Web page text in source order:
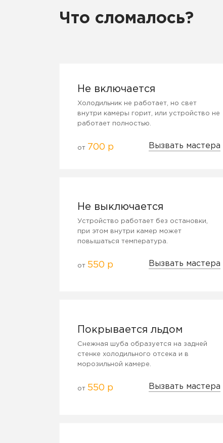
Что сломалось?
Не включается
Холодильник не работает, но свет
внутри камеры горит, или устройство не
работает полностью.
от 700 р Вызвать мастера
Не выключается
Устройство работает без остановки,
при этом внутри камер может
повышаться температура.
от 550 р Вызвать мастера
Покрывается льдом
Снежная шуба образуется на задней
стенке холодильного отсека и в
морозильной камере.
от 550 р Вызвать мастера